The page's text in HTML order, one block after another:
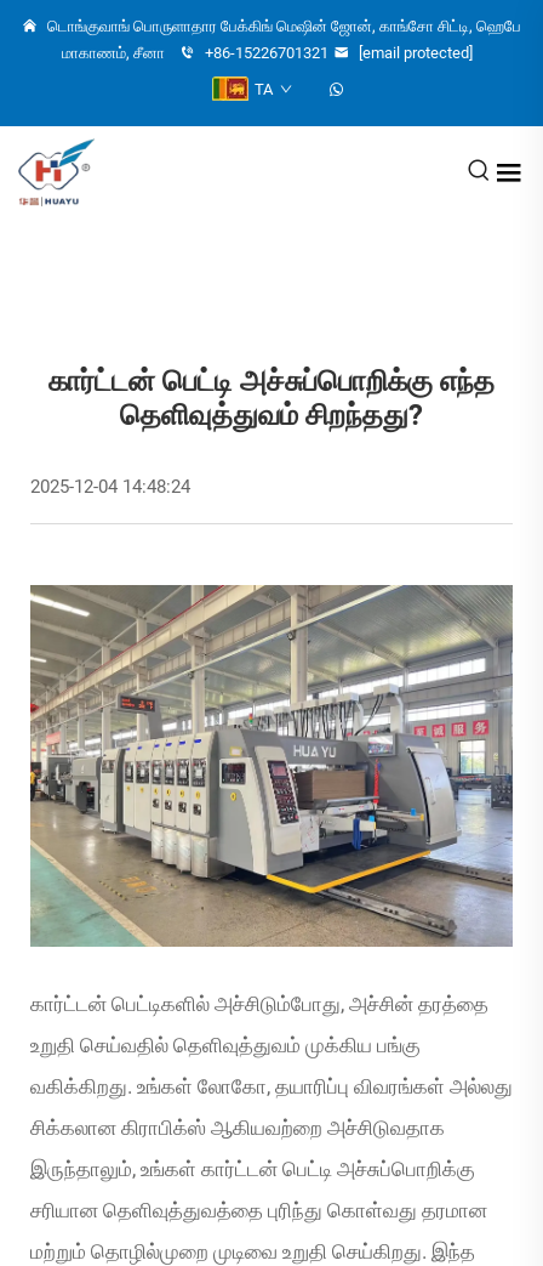
டொங்குவாங் பொருளாதார பேக்கிங் மெஷின் ஜோன், காங்சோ சிட்டி, ஹெபே
மாகாணம், சீனா
+86-15226701321
[email protected]
TA
கார்ட்டன் பெட்டி அச்சுப்பொறிக்கு எந்த
தெளிவுத்துவம் சிறந்தது?
2025-12-04 14:48:24
கார்ட்டன் பெட்டிகளில் அச்சிடும்போது, அச்சின் தரத்தை
உறுதி செய்வதில் தெளிவுத்துவம் முக்கிய பங்கு
வகிக்கிறது. உங்கள் லோகோ, தயாரிப்பு விவரங்கள் அல்லது
சிக்கலான கிராபிக்ஸ் ஆகியவற்றை அச்சிடுவதாக
இருந்தாலும், உங்கள் கார்ட்டன் பெட்டி அச்சுப்பொறிக்கு
சரியான தெளிவுத்துவத்தை புரிந்து கொள்வது தரமான
மற்றும் தொழில்முறை முடிவை உறுதி செய்கிறது. இந்த